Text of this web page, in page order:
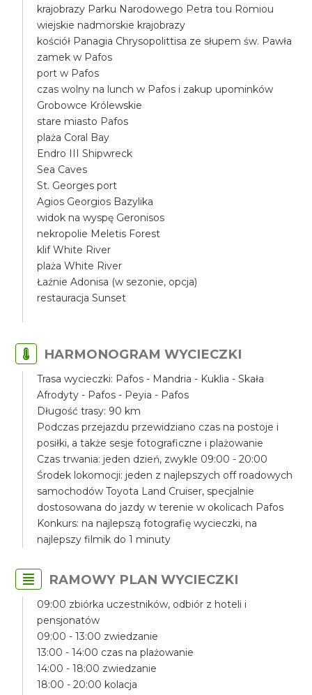
krajobrazy Parku Narodowego Petra tou Romiou
wiejskie nadmorskie krajobrazy
kościół Panagia Chrysopolittisa ze słupem św. Pawła
zamek w Pafos
port w Pafos
czas wolny na lunch w Pafos i zakup upominków
Grobowce Królewskie
stare miasto Pafos
plaża Coral Bay
Endro III Shipwreck
Sea Caves
St. Georges port
Agios Georgios Bazylika
widok na wyspę Geronisos
nekropolie Meletis Forest
klif White River
plaża White River
Łaźnie Adonisa (w sezonie, opcja)
restauracja Sunset
HARMONOGRAM WYCIECZKI
Trasa wycieczki: Pafos - Mandria - Kuklia - Skała
Afrodyty - Pafos - Peyia - Pafos
Długość trasy: 90 km
Podczas przejazdu przewidziano czas na postoje i
posiłki, a także sesje fotograficzne i plażowanie
Czas trwania: jeden dzień, zwykle 09:00 - 20:00
Środek lokomocji: jeden z najlepszych off roadowych
samochodów Toyota Land Cruiser, specjalnie
dostosowana do jazdy w terenie w okolicach Pafos
Konkurs: na najlepszą fotografię wycieczki, na
najlepszy filmik do 1 minuty
RAMOWY PLAN WYCIECZKI
09:00 zbiórka uczestników, odbiór z hoteli i
pensjonatów
09:00 - 13:00 zwiedzanie
13:00 - 14:00 czas na plażowanie
14:00 - 18:00 zwiedzanie
18:00 - 20:00 kolacja